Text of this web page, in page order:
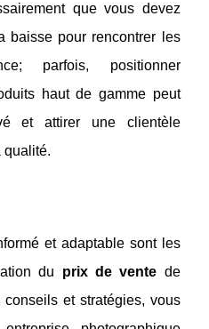
que vous devez
baisse pour rencontrer les
parfois, positionner
haut de gamme peut
et attirer une clientèle
qualité.
et adaptable sont les
du prix de vente de
et stratégies, vous